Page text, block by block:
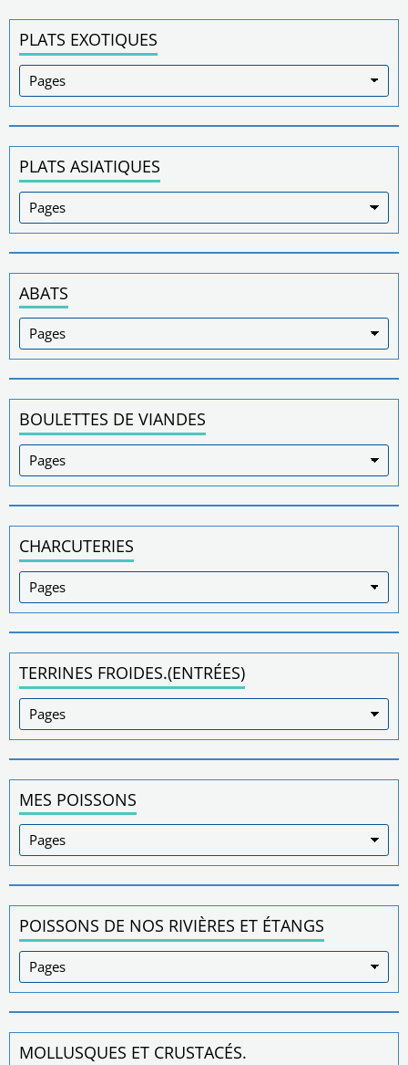
PLATS EXOTIQUES
PLATS ASIATIQUES
ABATS
BOULETTES DE VIANDES
CHARCUTERIES
TERRINES FROIDES.(ENTRÉES)
MES POISSONS
POISSONS DE NOS RIVIÈRES ET ÉTANGS
MOLLUSQUES ET CRUSTACÉS.